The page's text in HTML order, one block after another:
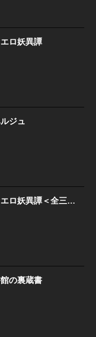
ロ妖異譚
ジュ
セント・ラファエロ妖異譚＜全三冊＞パーフェクト・エディション
の裏蔵書